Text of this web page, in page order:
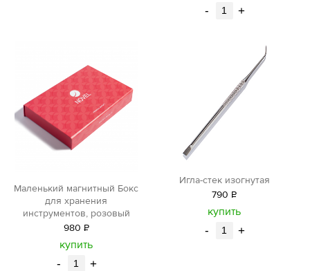
- +
Маленький магнитный Бокс
для хранения
инструментов, розовый
980 Р
уб.
купить
- +
Игла-стек изогнутая
790 Р
уб.
купить
- +